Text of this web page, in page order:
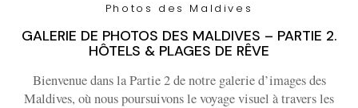
Photos des Maldives
GALERIE DE PHOTOS DES MALDIVES – PARTIE 2.
HÔTELS & PLAGES DE RÊVE
Bienvenue dans la Partie 2 de notre galerie d’images des
Maldives, où nous poursuivons le voyage visuel à travers les